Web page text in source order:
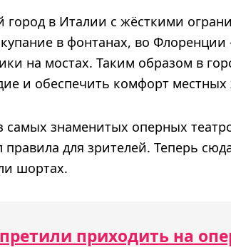
в Италии с жёсткими
в фонтанах, во Флоренции
на мостах. Таким образом в
и обеспечить комфорт
самых знаменитых оперных
для зрителей. Теперь сюда
шортах.
приходить на